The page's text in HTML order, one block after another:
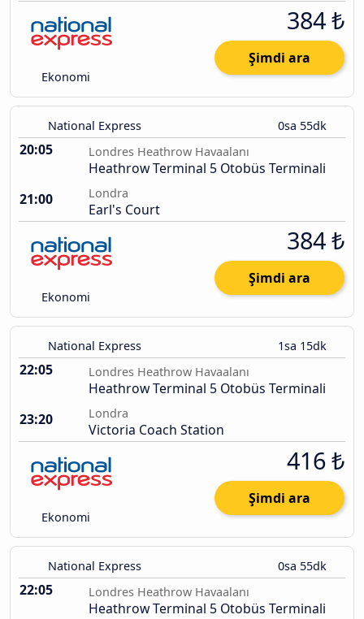
Ekonomi
384 ₺
Şimdi ara
National Express 0sa 55dk
20:05 Londres Heathrow Havaalanı
Heathrow Terminal 5 Otobüs Terminali
21:00
Londra
Earl's Court
Ekonomi
384 ₺
Şimdi ara
National Express 1sa 15dk
22:05 Londres Heathrow Havaalanı
Heathrow Terminal 5 Otobüs Terminali
23:20
Londra
Victoria Coach Station
Ekonomi
416 ₺
Şimdi ara
National Express 0sa 55dk
22:05 Londres Heathrow Havaalanı
Heathrow Terminal 5 Otobüs Terminali